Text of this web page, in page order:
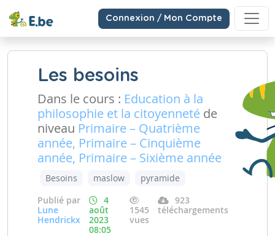
Connexion / Mon Compte
Les besoins
Dans le cours : Education à la
philosophie et la citoyenneté de
niveau Primaire – Quatrième
année, Primaire – Cinquième
année, Primaire – Sixième année
Besoins maslow
pyramide
Publié par
Lune
Hendrickx
4
août
2023
08:05
1545
vues
923
téléchargements